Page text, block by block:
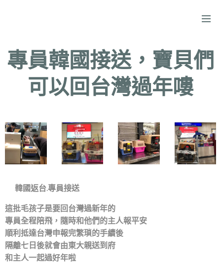
專員韓國接送，寶貝們
可以回台灣過年嘍
👨🏻‍✈️韓國返台.專員接送👨🏻‍✈️🏠
這批毛孩子是要回台灣過新年的
專員全程陪飛，隨時和他們的主人報平安
順利抵達台灣申報完繁瑣的手續後
隔離七日後就會由東大親送到府
和主人一起過好年啦